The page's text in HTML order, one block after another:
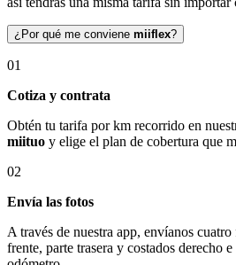
¿Por qué me conviene miiflex?
01
Cotiza y contrata
Obtén tu tarifa por km recorrido en
miituo y elige el plan de cobertura que
02
Envía las fotos
A través de nuestra app, envíanos
frente, parte trasera y costados derecho